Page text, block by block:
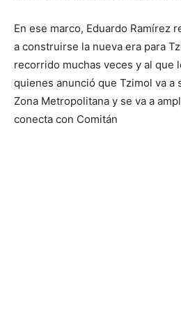
En ese marco, Eduardo Ramírez
a construirse la nueva era para
recorrido muchas veces y al que
quienes anunció que Tzimol va a
Zona Metropolitana y se va a
conecta con Comitán